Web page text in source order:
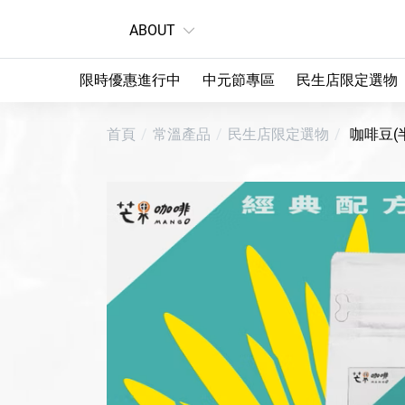
ABOUT
限時優惠進行中 中元節專區 民生店限定選物
首頁 常溫產品 民生店限定選物 咖啡豆(